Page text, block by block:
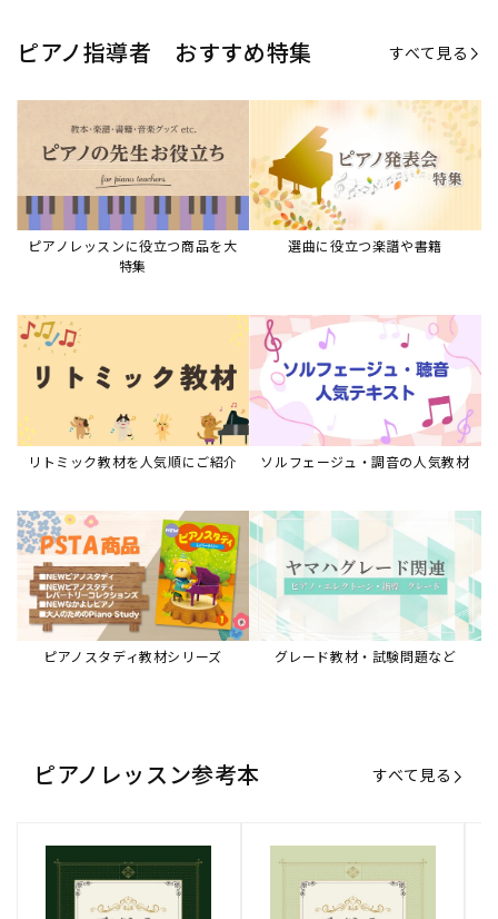
ピアノ指導者 おすすめ特集 すべて見る
ピアノレッスンに役立つ商品を大
特集
選曲に役立つ楽譜や書籍
リトミック教材を人気順にご紹介 ソルフェージュ・調音の人気教材
ピアノスタディ教材シリーズ グレード教材・試験問題など
ピアノレッスン参考本 すべて見る